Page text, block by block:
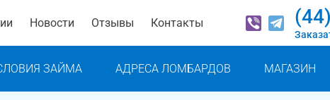
Новости Отзывы Контакты
ЗАЙМА АДРЕСА ЛОМБАРДОВ МАГАЗИН